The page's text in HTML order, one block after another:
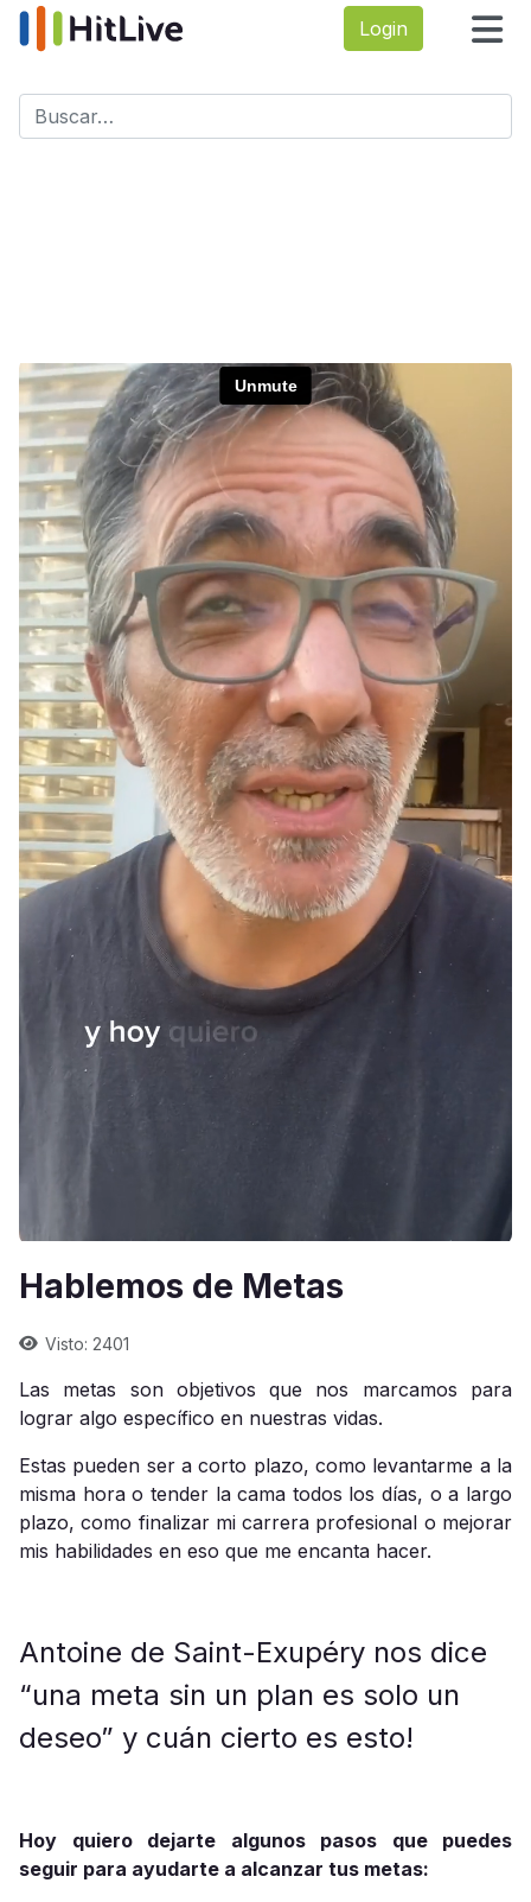
Login
Buscar
Hablemos de Metas
Visto: 2401
Las metas son objetivos que nos marcamos para
lograr algo específico en nuestras vidas.
Estas pueden ser a corto plazo, como levantarme a la
misma hora o tender la cama todos los días, o a largo
plazo, como finalizar mi carrera profesional o mejorar
mis habilidades en eso que me encanta hacer.
Antoine de Saint-Exupéry nos dice
“una meta sin un plan es solo un
deseo” y cuán cierto es esto!
Hoy quiero dejarte algunos pasos que puedes
seguir para ayudarte a alcanzar tus metas: